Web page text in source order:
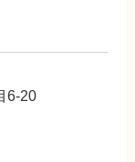
6-20